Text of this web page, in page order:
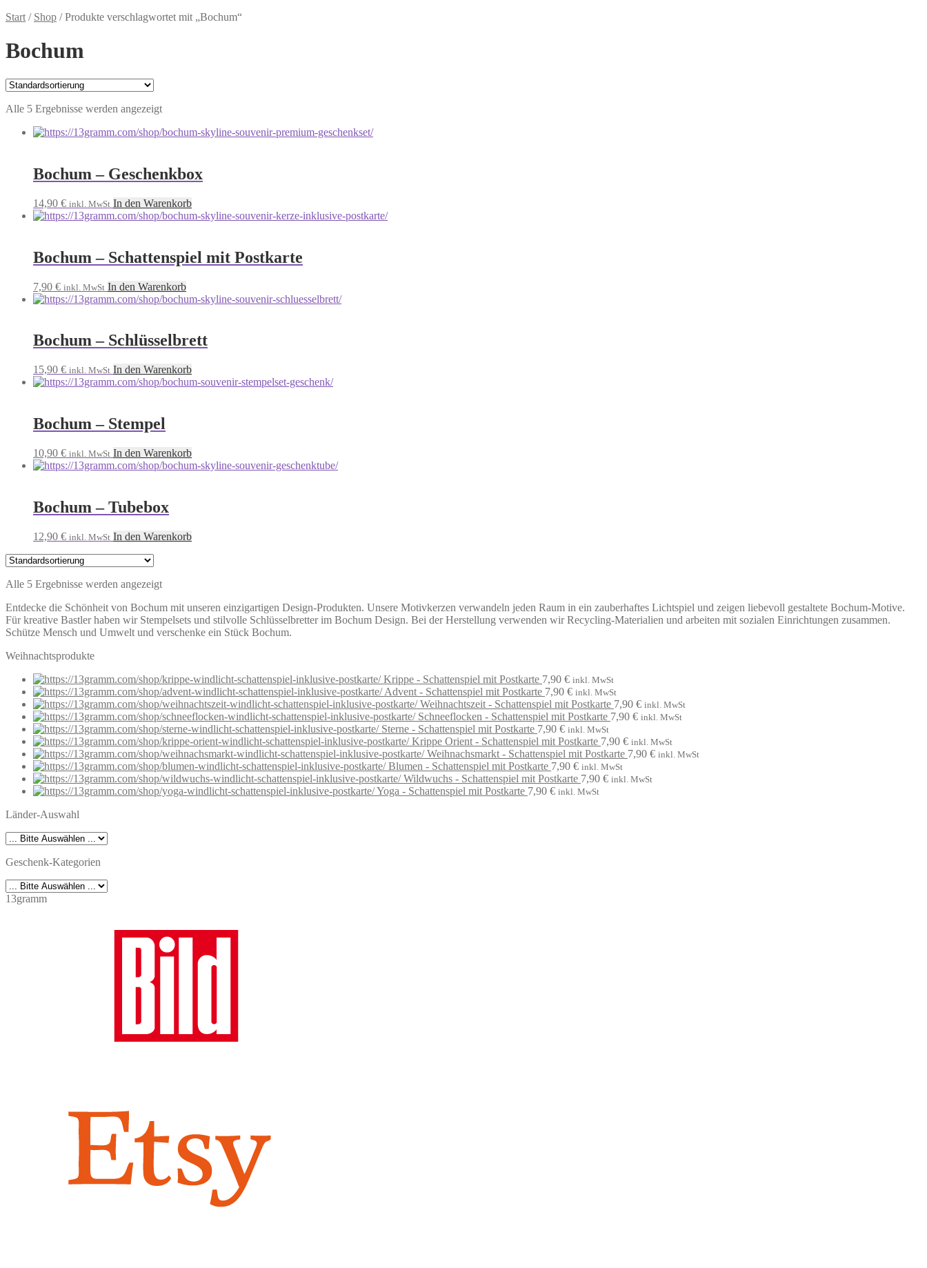
Start / Shop /Produkte verschlagwortet mit „Bochum“
Bochum
Alle 5 Ergebnisse werden angezeigt
Bochum – Geschenkbox
14,90 € inkl. MwSt In den Warenkorb
Bochum – Schattenspiel mit Postkarte
7,90 € inkl. MwSt In den Warenkorb
Bochum – Schlüsselbrett
15,90 € inkl. MwSt In den Warenkorb
Bochum – Stempel
10,90 € inkl. MwSt In den Warenkorb
Bochum – Tubebox
12,90 € inkl. MwSt In den Warenkorb
Alle 5 Ergebnisse werden angezeigt
Entdecke die Schönheit von Bochum mit unseren einzigartigen Design-Produkten. Unsere Motivkerzen verwandeln jeden Raum in ein zauberhaftes Lichtspiel und zeigen liebevoll gestaltete Bochum-Motive.
Für kreative Bastler haben wir Stempelsets und stilvolle Schlüsselbretter im Bochum Design. Bei der Herstellung verwenden wir Recycling-Materialien und arbeiten mit sozialen Einrichtungen zusammen.
Schütze Mensch und Umwelt und verschenke ein Stück Bochum.
Weihnachtsprodukte
Krippe - Schattenspiel mit Postkarte 7,90 € inkl. MwSt
Advent - Schattenspiel mit Postkarte 7,90 € inkl. MwSt
Weihnachtszeit - Schattenspiel mit Postkarte 7,90 € inkl. MwSt
Schneeflocken - Schattenspiel mit Postkarte 7,90 € inkl. MwSt
Sterne - Schattenspiel mit Postkarte 7,90 € inkl. MwSt
Krippe Orient - Schattenspiel mit Postkarte 7,90 € inkl. MwSt
Weihnachsmarkt - Schattenspiel mit Postkarte 7,90 € inkl. MwSt
Blumen - Schattenspiel mit Postkarte 7,90 € inkl. MwSt
Wildwuchs - Schattenspiel mit Postkarte 7,90 € inkl. MwSt
Yoga - Schattenspiel mit Postkarte 7,90 € inkl. MwSt
Länder-Auswahl
Geschenk-Kategorien
13gramm